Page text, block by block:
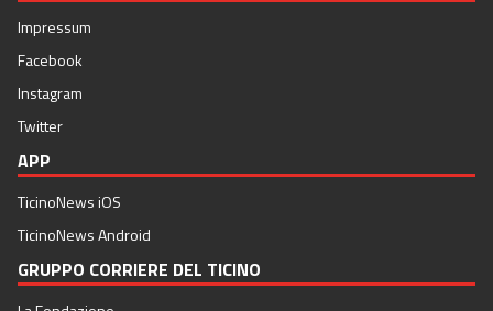
Impressum
Facebook
Instagram
Twitter
APP
TicinoNews iOS
TicinoNews Android
GRUPPO CORRIERE DEL TICINO